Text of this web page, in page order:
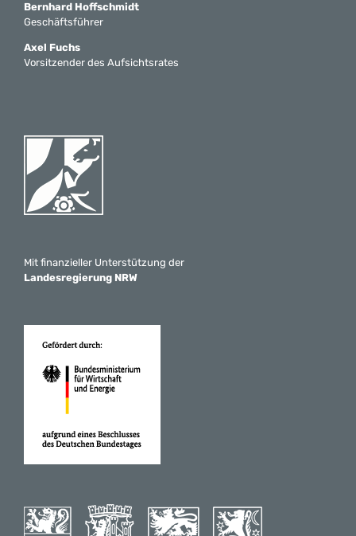
Bernhard Hoffschmidt
Geschäftsführer
Axel Fuchs
Vorsitzender des Aufsichtsrates
Mit finanzieller Unterstützung der
Landesregierung NRW